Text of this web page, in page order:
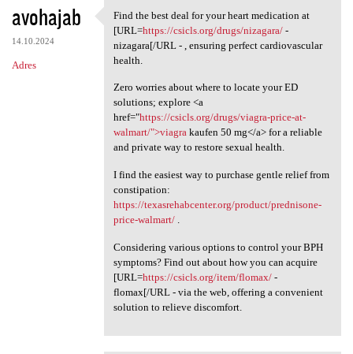
avohajab
14.10.2024
Adres
Find the best deal for your
Find the best deal for your heart medication at
[URL=https://csicls.org/drugs/nizagara/-
nizagara[/URL - , ensuring perfect cardiovascular
health.
Zero worries about where to locate your ED
solutions; explore <a
href="https://csicls.org/drugs/viagra-price-at-
walmart/">viagrakaufen 50 mg</a> for a reliable
and private way to restore sexual health.
I find the easiest way to purchase gentle relief from
constipation:
https://texasrehabcenter.org/product/prednisone-
price-walmart/.
Considering various options to control your BPH
symptoms? Find out about how you can acquire
[URL=https://csicls.org/item/flomax/-
flomax[/URL - via the web, offering a convenient
solution to relieve discomfort.